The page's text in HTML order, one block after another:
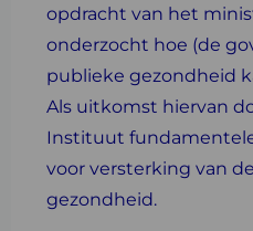
opdracht van het
onderzocht hoe (de
publieke gezondheid
Als uitkomst hiervan
Instituut
voor versterking van
gezondheid.